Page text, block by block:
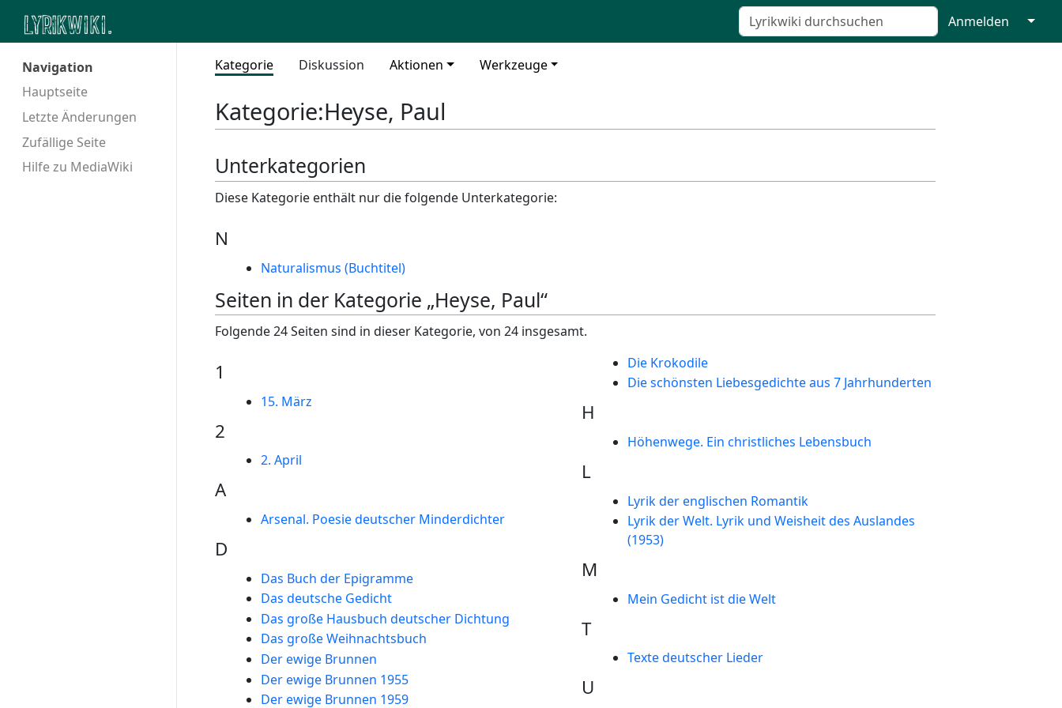
Anmelden ↓
Navigation
Hauptseite
Letzte Änderungen
Zufällige Seite
Hilfe zu MediaWiki
Kategorie Diskussion Aktionen Werkzeuge
Kategorie:Heyse, Paul
Unterkategorien
Diese Kategorie enthält nur die folgende Unterkategorie:
N
Naturalismus (Buchtitel)
Seiten in der Kategorie „Heyse, Paul“
Folgende 24 Seiten sind in dieser Kategorie, von 24 insgesamt.
1
15. März
2
2. April
A
Arsenal. Poesie deutscher Minderdichter
D
Das Buch der Epigramme
Das deutsche Gedicht
Das große Hausbuch deutscher Dichtung
Das große Weihnachtsbuch
Der ewige Brunnen
Der ewige Brunnen 1955
Der ewige Brunnen 1959
Die Krokodile
Die schönsten Liebesgedichte aus 7 Jahrhunderten
H
Höhenwege. Ein christliches Lebensbuch
L
Lyrik der englischen Romantik
Lyrik der Welt. Lyrik und Weisheit des Auslandes
(1953)
M
Mein Gedicht ist die Welt
T
Texte deutscher Lieder
U